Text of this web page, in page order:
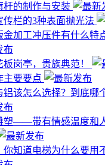
杆的制作与安装
传栏的3种表面抛光法
金加工冲压件有什么特
板岗亭，贵族典范！
主要要点
铝该怎么选择？到底哪
塑——带有情感温度和
你知道电梯为什么要用